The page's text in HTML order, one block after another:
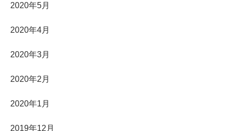
2020年5月
2020年4月
2020年3月
2020年2月
2020年1月
2019年12月